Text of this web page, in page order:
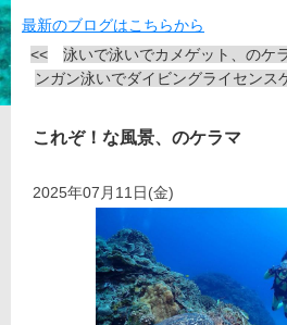
最新のブログはこちらから
<<
泳いで泳いでカメゲット、のケ
ンガン泳いでダイビングライセンス
これぞ！な風景、のケラマ
2025年07月11日(金)